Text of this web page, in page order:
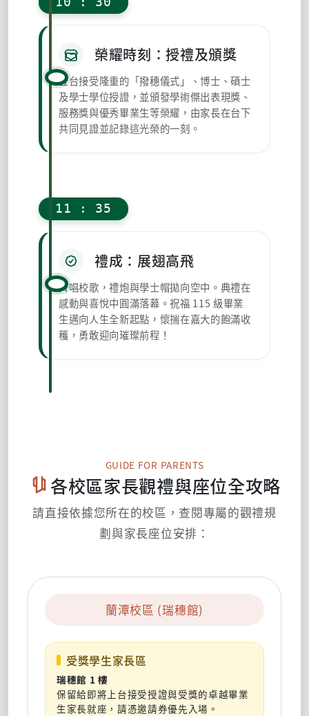
榮耀時刻：授禮及頒獎
登台接受隆重的「撥穗儀式」、博士、碩士
及學士學位授證，並頒發學術傑出表現獎、
服務獎與優秀畢業生等榮耀，由家長在台下
共同見證並記錄這光榮的一刻。
11 : 35
禮成：展翅高飛
齊唱校歌，禮炮與學士帽拋向空中。典禮在
感動與喜悅中圓滿落幕。祝福 115 級畢業
生邁向人生全新起點，懷揣在嘉大的飽滿收
穫，勇敢迎向璀璨前程！
GUIDE FOR PARENTS
各校區家長觀禮與座位全攻略
請直接依據您所在的校區，查閱專屬的觀禮規
劃與家長座位安排：
蘭潭校區 (瑞穗館)
受獎學生家長區
瑞穗館 1 樓
保留給即將上台接受授證與受獎的卓越畢業
生家長就座，請憑邀請券優先入場。